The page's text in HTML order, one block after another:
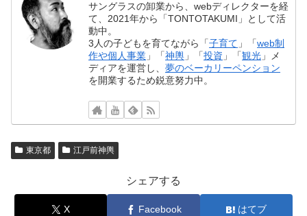
サングラスの卸業から、webディレクターを経
て、2021年から「TONTOTAKUMI」として活
動中。
3人の子どもを育てながら「子育て 」「web制
作や個人事業 」「神輿 」「投資 」「観光 」メ
ディアを運営し、夢のベーカリーペンション
を開業するため鋭意努力中。
東京都 江戸前神輿
シェアする
X Facebook はてブ